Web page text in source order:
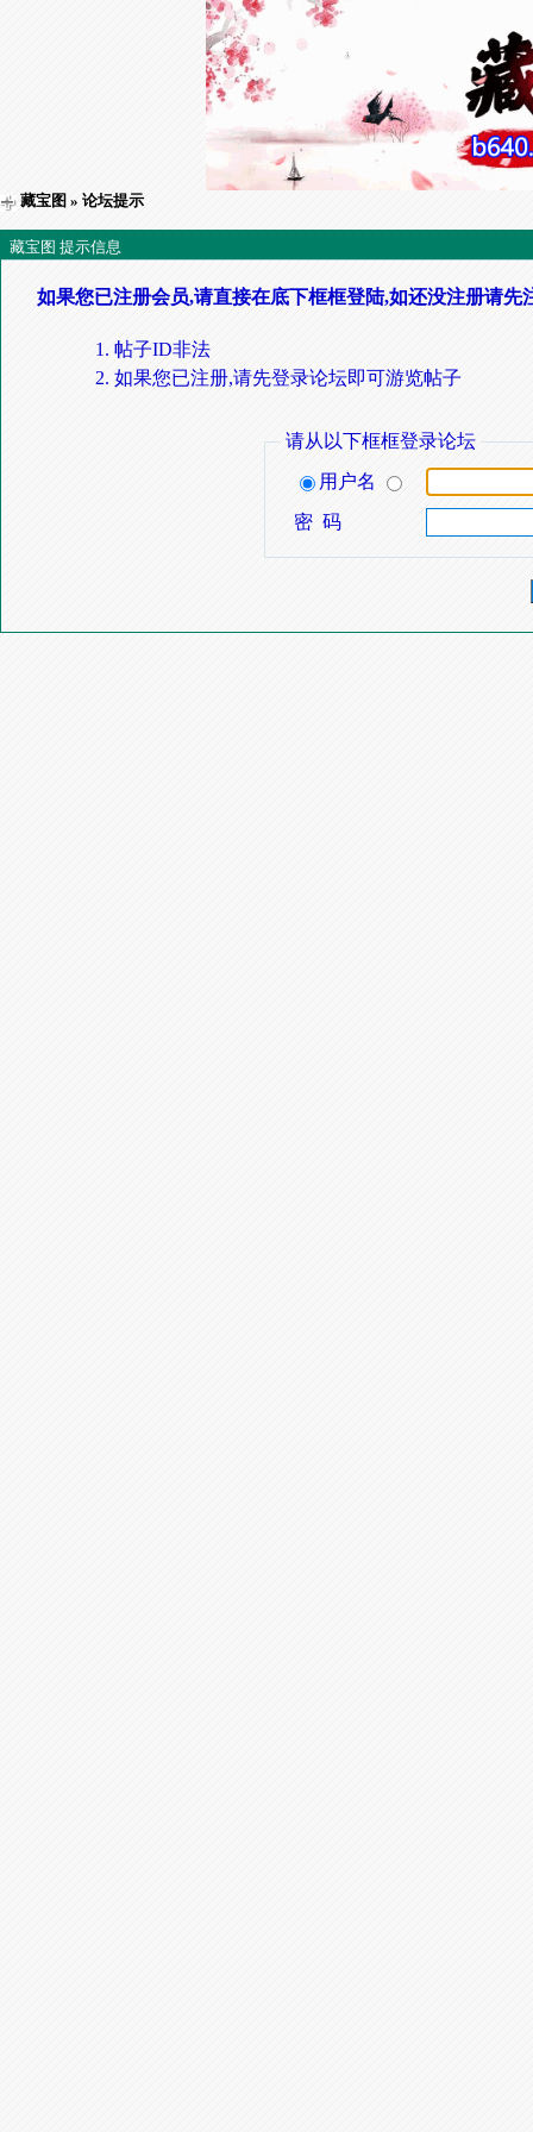
藏宝图 » 论坛提示
藏宝图 提示信息
如果您已注册会员,请直接在底下框框登陆,如还没注册请先
帖子ID非法
如果您已注册,请先登录论坛即可游览帖子
请从以下框框登录论坛
用户名
密 码